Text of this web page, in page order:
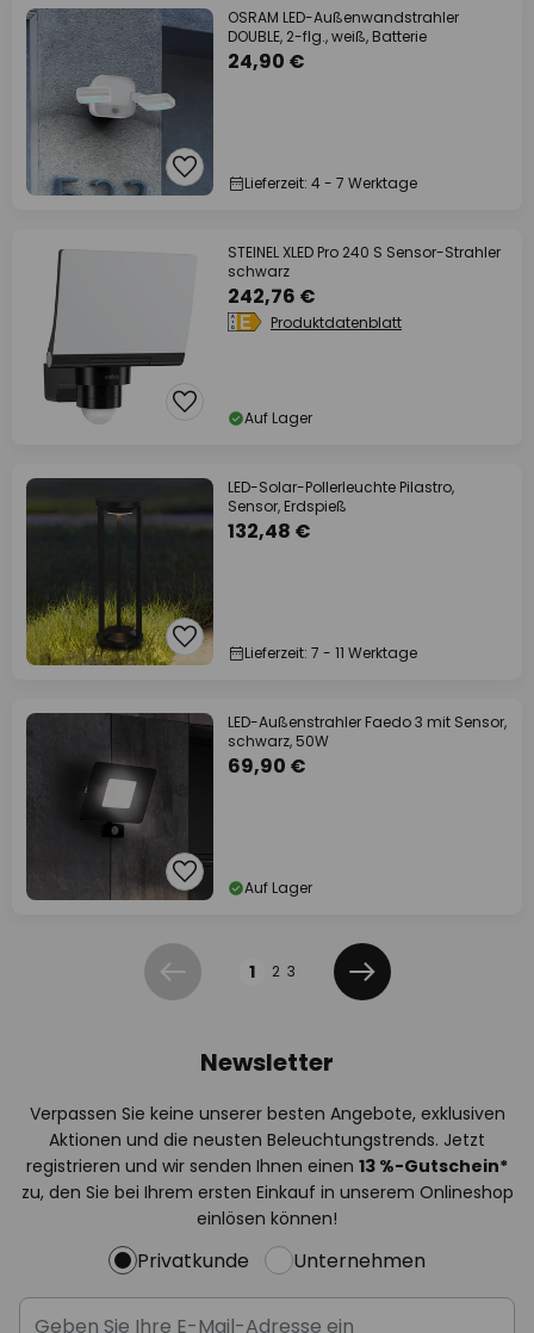
OSRAM LED-Außenwandstrahler
DOUBLE, 2-flg., weiß, Batterie
24,90 €
Lieferzeit: 4 - 7 Werktage
STEINEL XLED Pro 240 S Sensor-Strahler
schwarz
242,76 €
Produktdatenblatt
Auf Lager
LED-Solar-Pollerleuchte Pilastro,
Sensor, Erdspieß
132,48 €
Lieferzeit: 7 - 11 Werktage
LED-Außenstrahler Faedo 3 mit Sensor,
schwarz, 50W
69,90 €
Auf Lager
Zurück 1 2 3
Weiter
Newsletter
Verpassen Sie keine unserer besten Angebote, exklusiven
Aktionen und die neusten Beleuchtungstrends. Jetzt
registrieren und wir senden Ihnen einen 13 %-Gutschein*
zu, den Sie bei Ihrem ersten Einkauf in unserem Onlineshop
einlösen können!
Privatkunde Unternehmen